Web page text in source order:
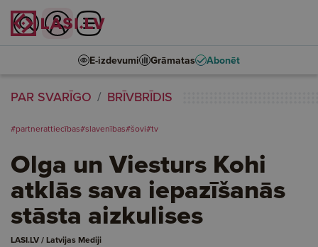
E-izdevumi Grāmatas Abonēt
PAR SVARĪGO BRĪVBRĪDIS
#partnerattiecības#slavenības#šovi#tv
Olga un Viesturs Kohi
atklās sava iepazīšanās
stāsta aizkulises
LASI.LV / Latvijas Mediji